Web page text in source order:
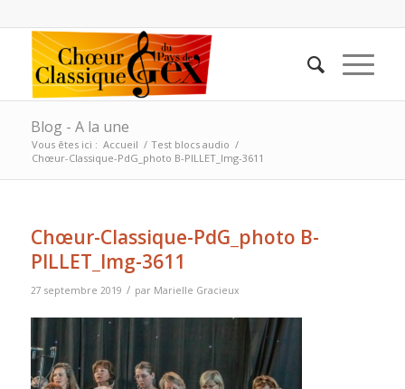
Blog - A la une
Vous êtes ici : Accueil / Test blocs audio /
Chœur-Classique-PdG_photo B-PILLET_Img-3611
Chœur-Classique-PdG_photo B-
PILLET_Img-3611
27 septembre 2019 / par Marielle Gracieux